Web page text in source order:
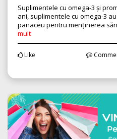
Suplimentele cu omega-3 și
ani, suplimentele cu omega-3
panaceu pentru menținerea
mult
Like